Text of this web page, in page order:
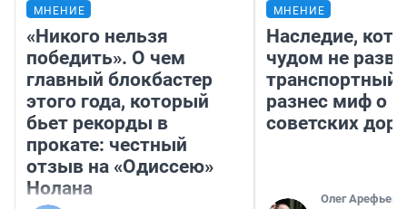
МНЕНИЕ
«Никого нельзя
победить». О чем
главный блокбастер
этого года, который
бьет рекорды в
прокате: честный
отзыв на «Одиссею»
Нолана
МНЕНИЕ
Наследие,
чудом не
транспортный
разнес миф о
советских
Олег Арефьев